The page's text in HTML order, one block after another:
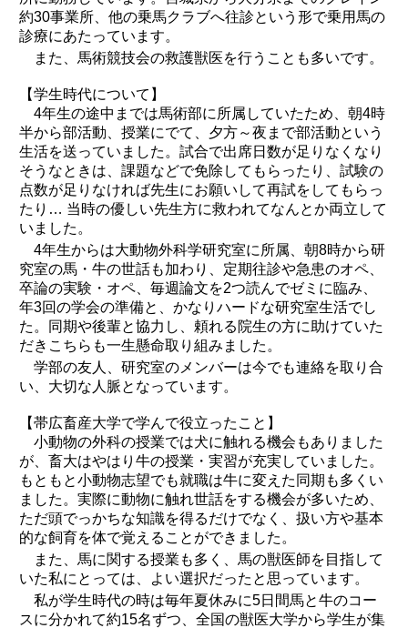
約30事業所、他の乗馬クラブへ往診という形で乗用馬の
診療にあたっています。
また、馬術競技会の救護獣医を行うことも多いです。
【学生時代について】
4年生の途中までは馬術部に所属していたため、朝4時
半から部活動、授業にでて、夕方～夜まで部活動という
生活を送っていました。試合で出席日数が足りなくなり
そうなときは、課題などで免除してもらったり、試験の
点数が足りなければ先生にお願いして再試をしてもらっ
たり… 当時の優しい先生方に救われてなんとか両立して
いました。
4年生からは大動物外科学研究室に所属、朝8時から研
究室の馬・牛の世話も加わり、定期往診や急患のオペ、
卒論の実験・オペ、毎週論文を2つ読んでゼミに臨み、
年3回の学会の準備と、かなりハードな研究室生活でし
た。同期や後輩と協力し、頼れる院生の方に助けていた
だきこちらも一生懸命取り組みました。
学部の友人、研究室のメンバーは今でも連絡を取り合
い、大切な人脈となっています。
【帯広畜産大学で学んで役立ったこと】
小動物の外科の授業では犬に触れる機会もありました
が、畜大はやはり牛の授業・実習が充実していました。
もともと小動物志望でも就職は牛に変えた同期も多くい
ました。実際に動物に触れ世話をする機会が多いため、
ただ頭でっかちな知識を得るだけでなく、扱い方や基本
的な飼育を体で覚えることができました。
また、馬に関する授業も多く、馬の獣医師を目指して
いた私にとっては、よい選択だったと思っています。
私が学生時代の時は毎年夏休みに5日間馬と牛のコー
スに分かれて約15名ずつ、全国の獣医大学から学生が集